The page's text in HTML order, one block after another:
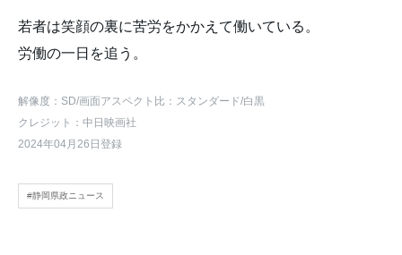
若者は笑顔の裏に苦労をかかえて働いている。
労働の一日を追う。
解像度：SD/画面アスペクト比：スタンダード/白黒
クレジット：中日映画社
2024年04月26日登録
#静岡県政ニュース